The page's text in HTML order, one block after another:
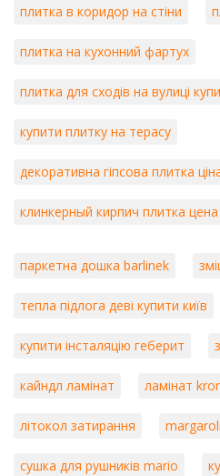
плитка в коридор на стіни
плитка на кухонний фартух
плитка для сходів на вулиці
купити плитку на терасу
декоративна гіпсова плитка
клинкерный кирпич плитка цена
паркетна дошка barlinek
тепла підлога деві купити київ
купити інсталяцію геберит
кайндл ламінат ламінат
літокол затирання
сушка для рушників mario